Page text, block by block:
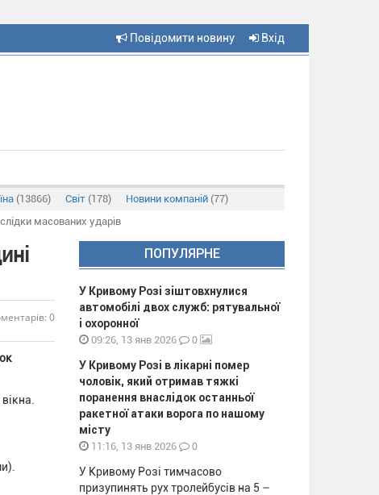
Повідомити новину Вхід
(13866) Світ (178) Новини компаній (77)
масованих ударів
0
ПОПУЛЯРНЕ
У Кривому Розі зіштовхнулися
автомобілі двох служб: рятувальної
і охоронної
09:26, 13 янв 2026 0
У Кривому Розі в лікарні помер
чоловік, який отримав тяжкі
поранення внаслідок останньої
ракетної атаки ворога по нашому
місту
11:16, 13 янв 2026 0
У Кривому Розі тимчасово
призупинять рух тролейбусів на 5 –